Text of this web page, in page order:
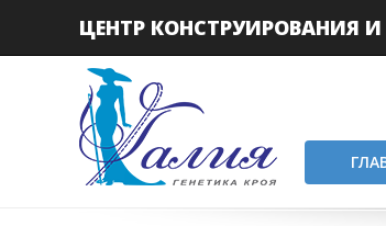
ЦЕНТР КОНСТРУИРОВАНИЯ